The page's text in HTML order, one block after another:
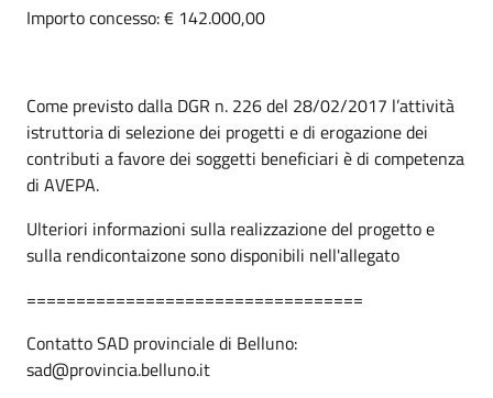
Importo concesso: € 142.000,00
Come previsto dalla DGR n. 226 del 28/02/2017 l’attività
istruttoria di selezione dei progetti e di erogazione dei
contributi a favore dei soggetti beneficiari è di competenza
di AVEPA.
Ulteriori informazioni sulla realizzazione del progetto e
sulla rendicontaizone sono disponibili nell'allegato
==================================
Contatto SAD provinciale di Belluno:
sad@provincia.belluno.it